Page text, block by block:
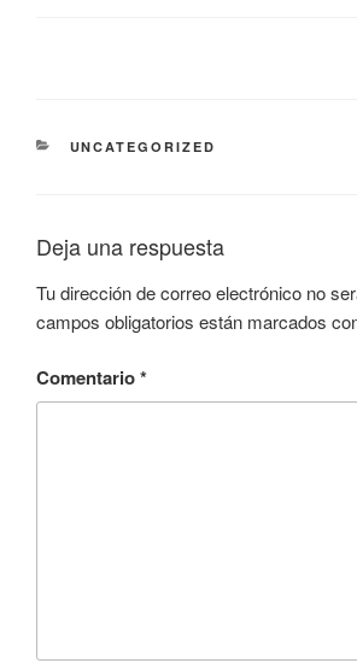
CATEGORÍAS
UNCATEGORIZED
Deja una respuesta
Tu dirección de correo electrónico no
campos obligatorios están marcados
Comentario*